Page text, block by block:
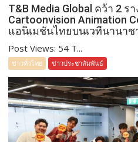
T&B Media Global คว้า 2 ร
Cartoonvision Animation
แอนิเมชันไทยบนเวทีนานาช
Post Views: 54 T...
ข่าวทั่วไทย ข่าวประชาสัมพันธ์